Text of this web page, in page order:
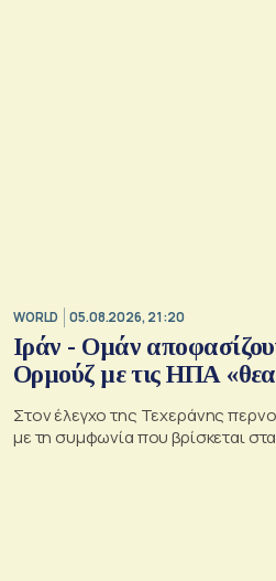
WORLD 05.08.2026, 21:20
Ιράν - Ομάν
Ορμούζ με τις ΗΠΑ
Στον έλεγχο της Τεχεράνης
με τη συμφωνία που βρίσκεται